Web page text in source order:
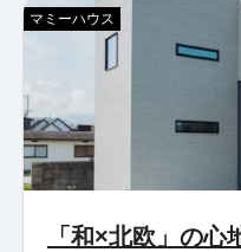
「和×北欧」の心
マミーハウス